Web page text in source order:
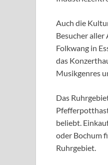
Auch die
Besucher aller
Folkwang in
das
Musikgenres
Das
beliebt.
oder Bochum
Ruhrgebiet.